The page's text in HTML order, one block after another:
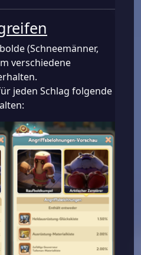
(Schneemänner,
verschiedene
jeden Schlag folgende